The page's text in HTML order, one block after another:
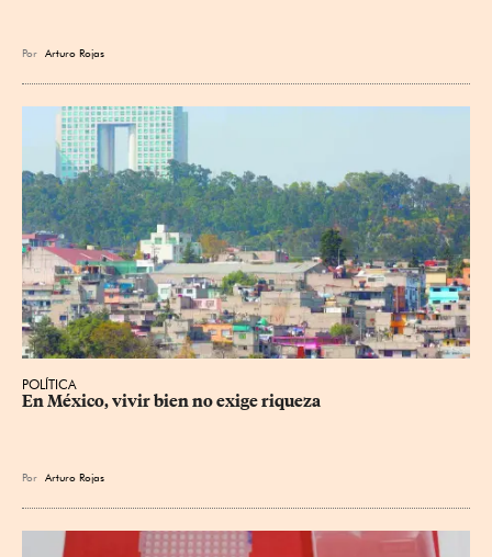
Por Arturo Rojas
POLÍTICA
En México, vivir bien no exige riqueza
Por Arturo Rojas